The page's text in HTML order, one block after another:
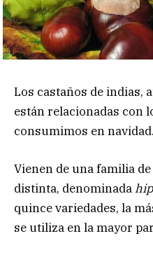
Los castaños de indias,
están relacionadas con
consumimos en navidad.
Vienen de una familia
distinta, denominada
quince variedades, la
se utiliza en la mayor